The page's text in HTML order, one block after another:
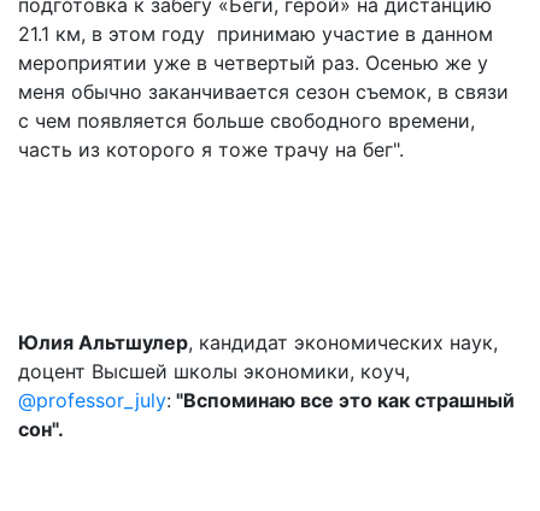
подготовка к забегу «Беги, герой» на дистанцию
21.1 км, в этом году принимаю участие в данном
мероприятии уже в четвертый раз. Осенью же у
меня обычно заканчивается сезон съемок, в связи
с чем появляется больше свободного времени,
часть из которого я тоже трачу на бег".
Юлия Альтшулер, кандидат экономических наук,
доцент Высшей школы экономики, коуч,
@professor_july: "Вспоминаю все это как страшный
сон".